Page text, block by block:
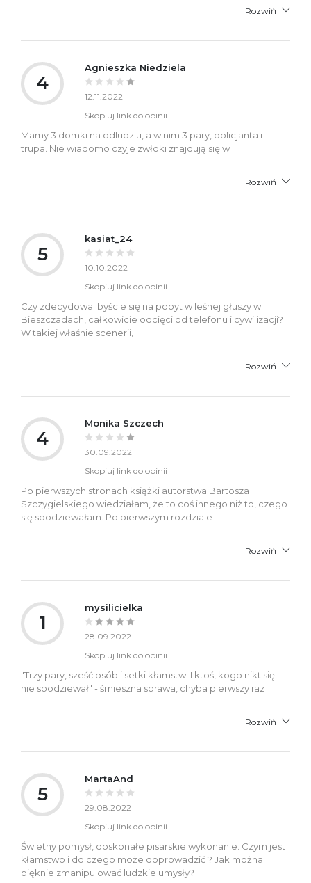
Rozwiń
4
Agnieszka Niedziela
12.11.2022
Skopiuj link do opinii
Mamy 3 domki na odludziu, a w nim 3 pary, policjanta i
trupa. Nie wiadomo czyje zwłoki znajdują się w
Rozwiń
5
kasiat_24
10.10.2022
Skopiuj link do opinii
Czy zdecydowalibyście się na pobyt w leśnej głuszy w
Bieszczadach, całkowicie odcięci od telefonu i cywilizacji?
W takiej właśnie scenerii,
Rozwiń
4
Monika Szczech
30.09.2022
Skopiuj link do opinii
Po pierwszych stronach książki autorstwa Bartosza
Szczygielskiego wiedziałam, że to coś innego niż to, czego
się spodziewałam. Po pierwszym rozdziale
Rozwiń
1
mysilicielka
28.09.2022
Skopiuj link do opinii
"Trzy pary, sześć osób i setki kłamstw. I ktoś, kogo nikt się
nie spodziewał" - śmieszna sprawa, chyba pierwszy raz
Rozwiń
5
MartaAnd
29.08.2022
Skopiuj link do opinii
Świetny pomysł, doskonałe pisarskie wykonanie. Czym jest
kłamstwo i do czego może doprowadzić ? Jak można
pięknie zmanipulować ludzkie umysły?